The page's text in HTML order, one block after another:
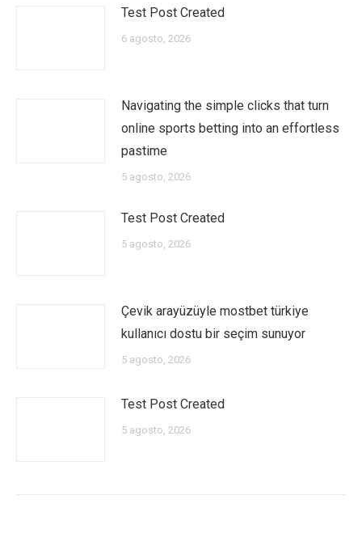
Test Post Created
6 agosto, 2026
Navigating the simple clicks that turn
online sports betting into an effortless
pastime
5 agosto, 2026
Test Post Created
5 agosto, 2026
Çevik arayüzüyle mostbet türkiye
kullanıcı dostu bir seçim sunuyor
5 agosto, 2026
Test Post Created
5 agosto, 2026